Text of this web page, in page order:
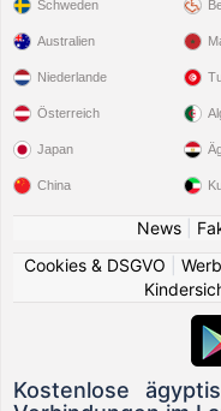
Schweden
Australien
Niederlande
Österreich
Japan
China
News|
Cookies & DSGVO
Kostenlose